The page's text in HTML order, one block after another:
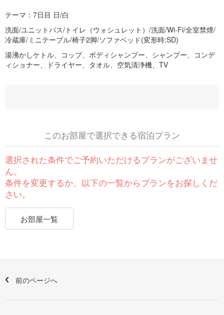
vi
o
u
s
テーマ：7日目 日/白
洗面/ユニットバス/トイレ（ウォシュレット）/洗面/Wi-Fi/全室禁煙/
冷蔵庫/ミニテーブル/椅子2脚/ソファベッド(変形時:SD)
湯沸かしケトル、コップ、ボディシャンプー、シャンプー、コンデ
ィショナー、ドライヤー、タオル、空気清浄機、TV
このお部屋で選択できる宿泊プラン
選択された条件でご予約いただけるプランがございませ
ん。
条件を変更するか、以下の一覧からプランをお探しくだ
さい。
お部屋一覧
前のページへ